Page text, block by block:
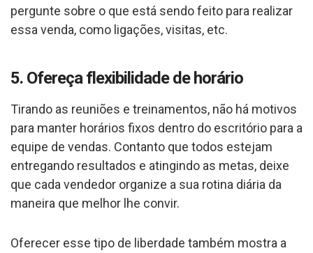
pergunte sobre o que está sendo feito para realizar
essa venda, como ligações, visitas, etc.
5. Ofereça flexibilidade de horário
Tirando as reuniões e treinamentos, não há motivos
para manter horários fixos dentro do escritório para a
equipe de vendas. Contanto que todos estejam
entregando resultados e atingindo as metas, deixe
que cada vendedor organize a sua rotina diária da
maneira que melhor lhe convir.
Oferecer esse tipo de liberdade também mostra a